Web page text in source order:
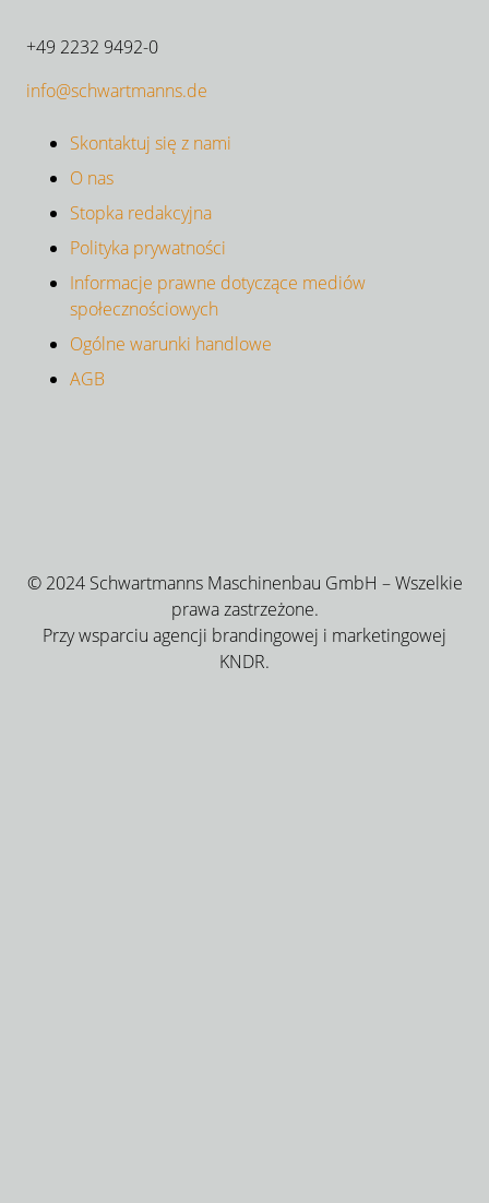
+49 2232 9492-0
info@schwartmanns.de
Skontaktuj się z nami
O nas
Stopka redakcyjna
Polityka prywatności
Informacje prawne dotyczące mediów
społecznościowych
Ogólne warunki handlowe
AGB
© 2024 Schwartmanns Maschinenbau GmbH – Wszelkie
prawa zastrzeżone.
Przy wsparciu agencji brandingowej i marketingowej
KNDR.